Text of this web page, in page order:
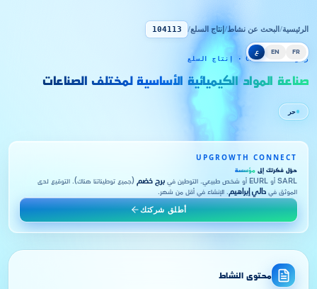
FR
EN ع
الرئيسية/البحث عن نشاط/ إنتاج السلع/
104113
رمز CNRC 104113 · إنتاج السلع
صناعة المواد الكيميائية الأساسية لمختلف الصناعات
حر
UPGROWTH CONNECT
حوّل فكرتك إلى مؤسسة
SARL أو EURL أو شخص طبيعي. التوطين في برج خضم (جميع توطيناتنا هناك). التوقيع لدى
الموثق في دالي إبراهيم . الإنشاء في أقل من شهر.
أطلق شركتك
محتوى النشاط